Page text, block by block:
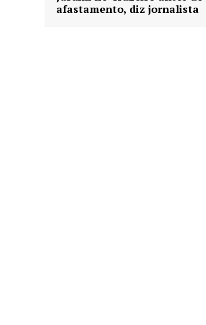
afastamento, diz jornalista